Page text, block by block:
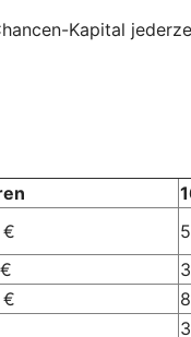
Kapital
€
€